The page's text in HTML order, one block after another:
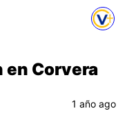
en Corvera
1 año ago